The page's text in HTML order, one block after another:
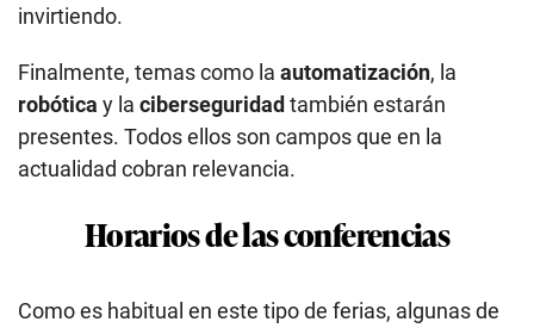
invirtiendo.
Finalmente, temas como la automatización, la
robótica y la ciberseguridadtambién estarán
presentes. Todos ellos son campos que en la
actualidad cobran relevancia.
Horarios de las conferencias
Como es habitual en este tipo de ferias, algunas de